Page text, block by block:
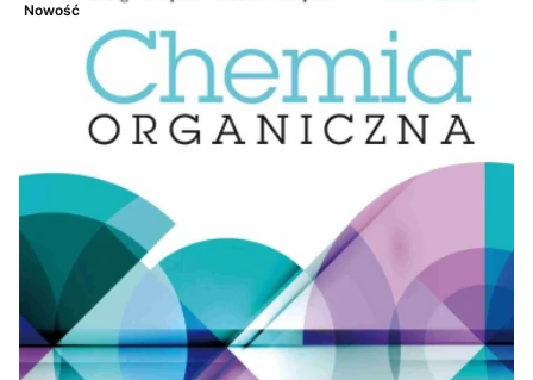
Nowość